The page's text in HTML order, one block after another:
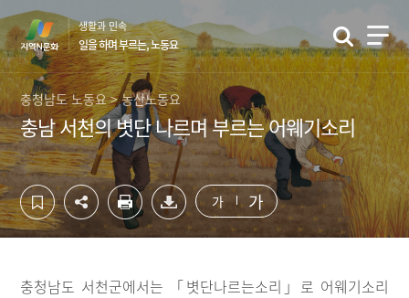
컨
텐
츠
영
역
바
로
가
기
하
단
영
역
바
로
가
기
생활과 민속
일을 하며 부르는, 노동요
충청남도 노동요 > 농산노동요
충남 서천의 볏단 나르며 부르는 어웨기소리
가 가
충청남도 서천군에서는 「볏단나르는소리」로 어웨기소리